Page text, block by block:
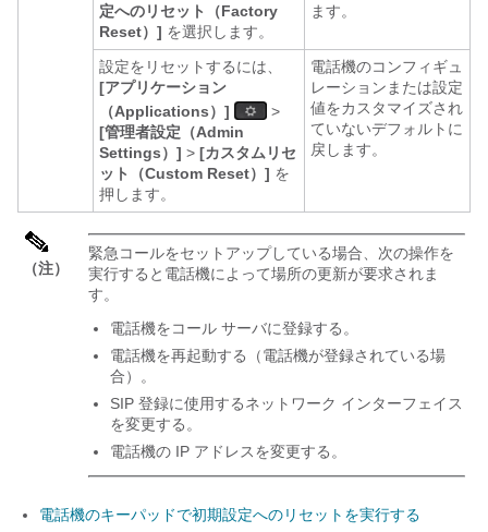
定へのリセット（Factory
Reset）] を選択します。
ます。
設定をリセットするには、
[アプリケーション
（Applications）]
>
[管理者設定（Admin
Settings）] > [カスタムリセ
ット（Custom Reset）] を
押します。
電話機のコンフィギュ
レーションまたは設定
値をカスタマイズされ
ていないデフォルトに
戻します。
（注）
緊急コールをセットアップしている場合、次の操作を
実行すると電話機によって場所の更新が要求されま
す。
電話機をコール サーバに登録する。
電話機を再起動する（電話機が登録されている場
合）。
SIP 登録に使用するネットワーク インターフェイス
を変更する。
電話機の IP アドレスを変更する。
電話機のキーパッドで初期設定へのリセットを実行する